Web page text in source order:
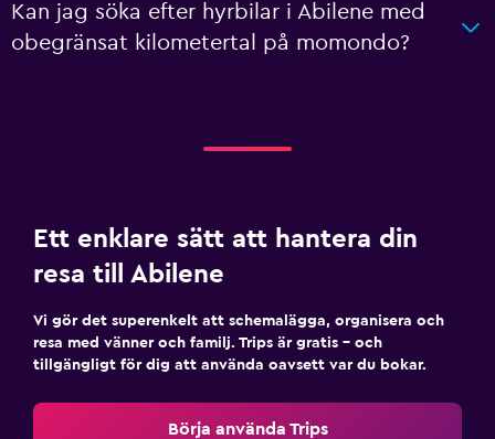
Kan jag söka efter hyrbilar i Abilene med
obegränsat kilometertal på momondo?
Ett enklare sätt att hantera din
resa till Abilene
Vi gör det superenkelt att schemalägga, organisera och
resa med vänner och familj. Trips är gratis – och
tillgängligt för dig att använda oavsett var du bokar.
Börja använda Trips